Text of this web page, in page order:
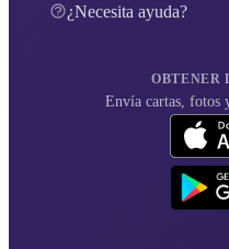
¿Necesita ayuda?
OBTENER
Envía cartas, fotos